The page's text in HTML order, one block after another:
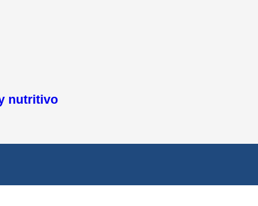
nutritivo